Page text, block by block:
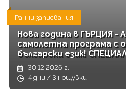
Ранни записвания
Нова година в ГЪРЦИЯ -
самолетна програма с
български език!
30.12.2026 г.
4 дни / 3 нощувки